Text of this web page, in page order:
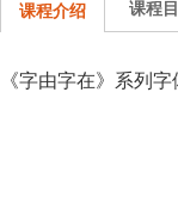
课程介绍 课程
《字由字在》系列